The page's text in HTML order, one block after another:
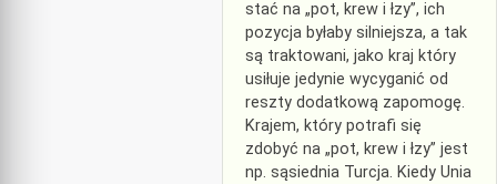
stać na „pot, krew i łzy”, ich
pozycja byłaby silniejsza, a tak
są traktowani, jako kraj który
usiłuje jedynie wycyganić od
reszty dodatkową zapomogę.
Krajem, który potrafi się
zdobyć na „pot, krew i łzy” jest
np. sąsiednia Turcja. Kiedy Unia